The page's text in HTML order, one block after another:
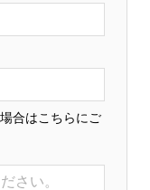
合はこちらにご